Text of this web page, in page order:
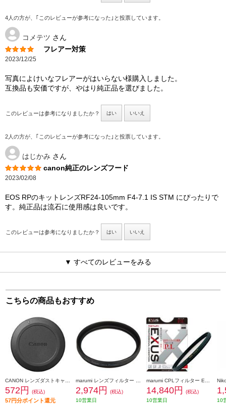
4人の方が、｢このレビューが参考になった｣と投票しています。
コメテツ さん
フレアー対策
2023/12/25
写真によけいなフレアーがはいらない様購入しました。
互換品も安価ですが、やはり純正品を選びました。
このレビューは参考になりましたか？ はい いいえ
2人の方が、｢このレビューが参考になった｣と投票しています。
はじかみ さん
canon純正のレンズフード
2023/02/08
EOS RPのキットレンズRF24-105mm F4-7.1 IS STM にぴったりで
す。純正品は流石に使用感は良いです。
このレビューは参考になりましたか？ はい いいえ
▼ すべてのレビューをみる
こちらの商品もおすすめ
572円 (税込)
57円分ポイント還元
2,974円
(税込)
10営業日
14,840円
(税込)
10営業日
10